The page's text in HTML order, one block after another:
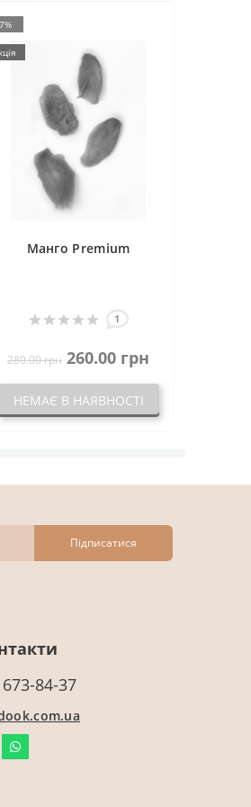
Манго Premium
1
280.00 грн 260.00 грн
НЕМАЄ В НАЯВНОСТІ
Підписатися
84-37